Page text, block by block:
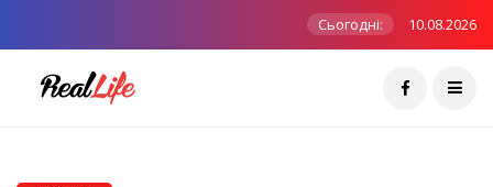
Сьогодні: 10.08.2026